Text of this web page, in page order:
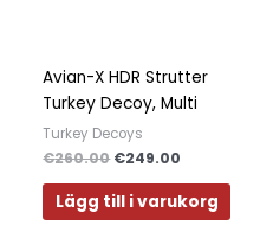
Avian-X HDR Strutter
Turkey Decoy, Multi
Turkey Decoys
€260.00 €249.00
Lägg till i varukorg